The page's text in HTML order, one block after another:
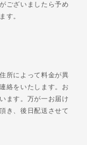
ございましたら予め
す。
所によって料金が異
絡をいたします。お
ます。万が一お届け
き、後日配送させて